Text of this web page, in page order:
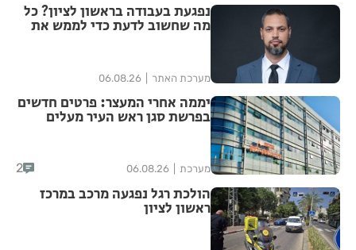
נפגעת בעבודה בראשון לציון? כל
מה שחשוב לדעת כדי לממש את
מערכת האתר 06.08.26
יממה אחרי המעצר: פרטים חדשים
בפרשת סגן ראש העיר מעלים
מערכת 06.08.26
2
הולכת רגל נפגעה מרכב במרכז
ראשון לציון